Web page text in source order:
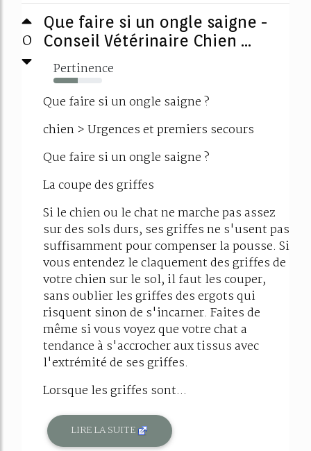
0
Que faire si un ongle saigne -
Conseil Vétérinaire Chien ...
Pertinence
50%
Que faire si un ongle saigne ?
chien > Urgences et premiers secours
Que faire si un ongle saigne ?
La coupe des griffes
Si le chien ou le chat ne marche pas assez
sur des sols durs, ses griffes ne s'usent pas
suffisamment pour compenser la pousse. Si
vous entendez le claquement des griffes de
votre chien sur le sol, il faut les couper,
sans oublier les griffes des ergots qui
risquent sinon de s'incarner. Faites de
même si vous voyez que votre chat a
tendance à s'accrocher aux tissus avec
l'extrémité de ses griffes.
Lorsque les griffes sont...
LIRE LA SUITE